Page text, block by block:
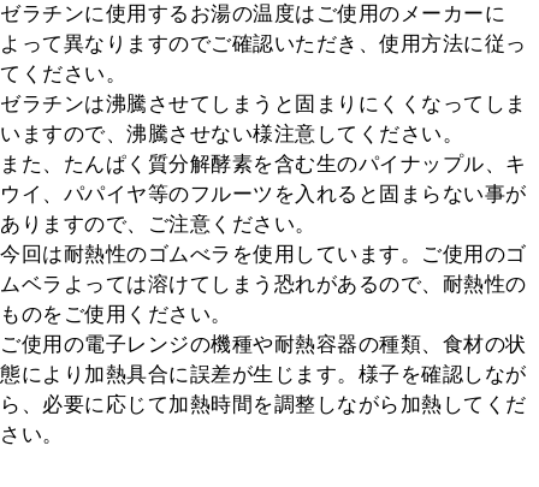
ゼラチンに使用するお湯の温度はご使用のメーカーに
よって異なりますのでご確認いただき、使用方法に従っ
てください。
ゼラチンは沸騰させてしまうと固まりにくくなってしま
いますので、沸騰させない様注意してください。
また、たんぱく質分解酵素を含む生のパイナップル、キ
ウイ、パパイヤ等のフルーツを入れると固まらない事が
ありますので、ご注意ください。
今回は耐熱性のゴムべラを使用しています。ご使用のゴ
ムベラよっては溶けてしまう恐れがあるので、耐熱性の
ものをご使用ください。
ご使用の電子レンジの機種や耐熱容器の種類、食材の状
態により加熱具合に誤差が生じます。様子を確認しなが
ら、必要に応じて加熱時間を調整しながら加熱してくだ
さい。